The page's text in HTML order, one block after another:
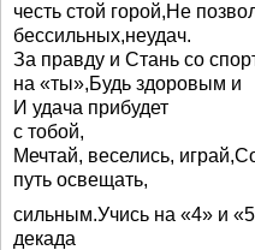
честь стой горой,Не
бессильных,неудач.
За правду и Стань со
на «ты»,Будь здоровым и
И удача прибудет
с тобой,
Мечтай, веселись,
путь освещать,
сильным.Учись на «4» и
декада